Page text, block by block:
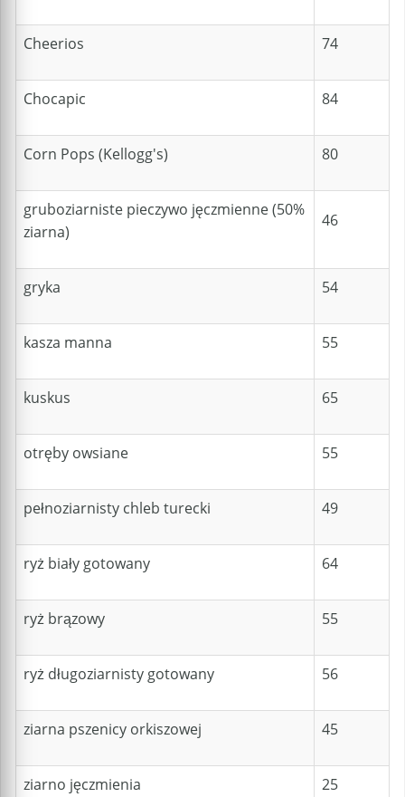
Cheerios 74
Chocapic 84
Corn Pops (Kellogg's) 80
gruboziarniste pieczywo jęczmienne (50%
ziarna)
46
gryka 54
kasza manna 55
kuskus 65
otręby owsiane 55
pełnoziarnisty chleb turecki 49
ryż biały gotowany 64
ryż brązowy 55
ryż długoziarnisty gotowany 56
ziarna pszenicy orkiszowej 45
ziarno jęczmienia 25